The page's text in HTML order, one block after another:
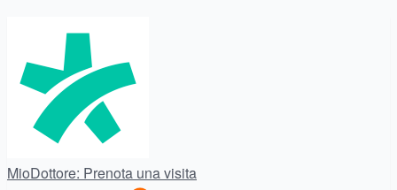
MioDottore: Prenota una visita